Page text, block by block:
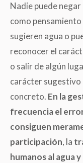
Nadie puede
como
sugieren agua o
reconocer el
o salir de algún
carácter sugestivo
concreto. En la
frecuencia el
consiguen
participación, la
humanos al agua